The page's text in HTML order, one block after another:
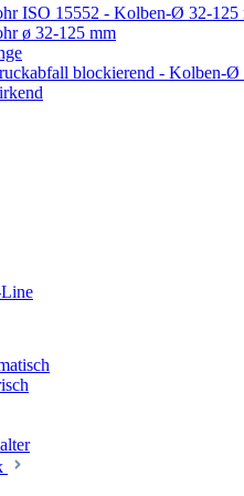
ISO 15552 - Kolben-Ø 32-125
ø 32-125 mm
blockierend - Kolben-Ø